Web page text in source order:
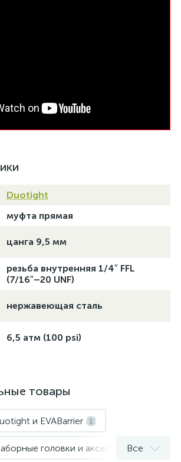
Duotight
муфта прямая
цанга 9,5 мм
резьба внутренняя 1/4″ FFL
(7/16″–20 UNF)
нержавеющая сталь
6,5 атм (100 psi)
товары
и EVABarrier 1
головки и аксессуары для кегов
Все